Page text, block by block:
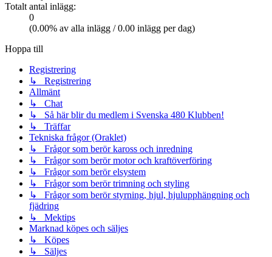
Totalt antal inlägg:
0
(0.00% av alla inlägg / 0.00 inlägg per dag)
Hoppa till
Registrering
↳ Registrering
Allmänt
↳ Chat
↳ Så här blir du medlem i Svenska 480 Klubben!
↳ Träffar
Tekniska frågor (Oraklet)
↳ Frågor som berör kaross och inredning
↳ Frågor som berör motor och kraftöverföring
↳ Frågor som berör elsystem
↳ Frågor som berör trimning och styling
↳ Frågor som berör styrning, hjul, hjulupphängning och
fjädring
↳ Mektips
Marknad köpes och säljes
↳ Köpes
↳ Säljes